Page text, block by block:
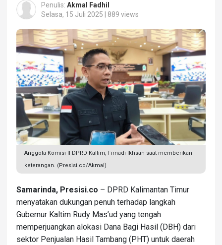
Penulis: Akmal Fadhil
Selasa, 15 Juli 2025 | 889 views
Anggota Komisi II DPRD Kaltim, Firnadi Ikhsan saat memberikan
keterangan. (Presisi.co/Akmal)
Samarinda, Presisi.co – DPRD Kalimantan Timur
menyatakan dukungan penuh terhadap langkah
Gubernur Kaltim Rudy Mas’ud yang tengah
memperjuangkan alokasi Dana Bagi Hasil (DBH) dari
sektor Penjualan Hasil Tambang (PHT) untuk daerah